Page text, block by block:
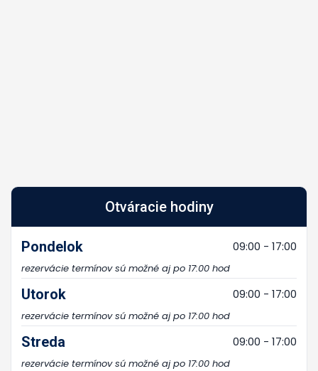
Otváracie hodiny
Pondelok 09:00 - 17:00
rezervácie termínov sú možné aj po 17:00 hod
Utorok 09:00 - 17:00
rezervácie termínov sú možné aj po 17:00 hod
Streda 09:00 - 17:00
rezervácie termínov sú možné aj po 17:00 hod